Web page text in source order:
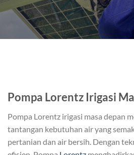
Pompa Lorentz Irigasi
Pompa Lorentz irigasi masa depan
tantangan kebutuhan air yang
pertanian dan air bersih. Dengan